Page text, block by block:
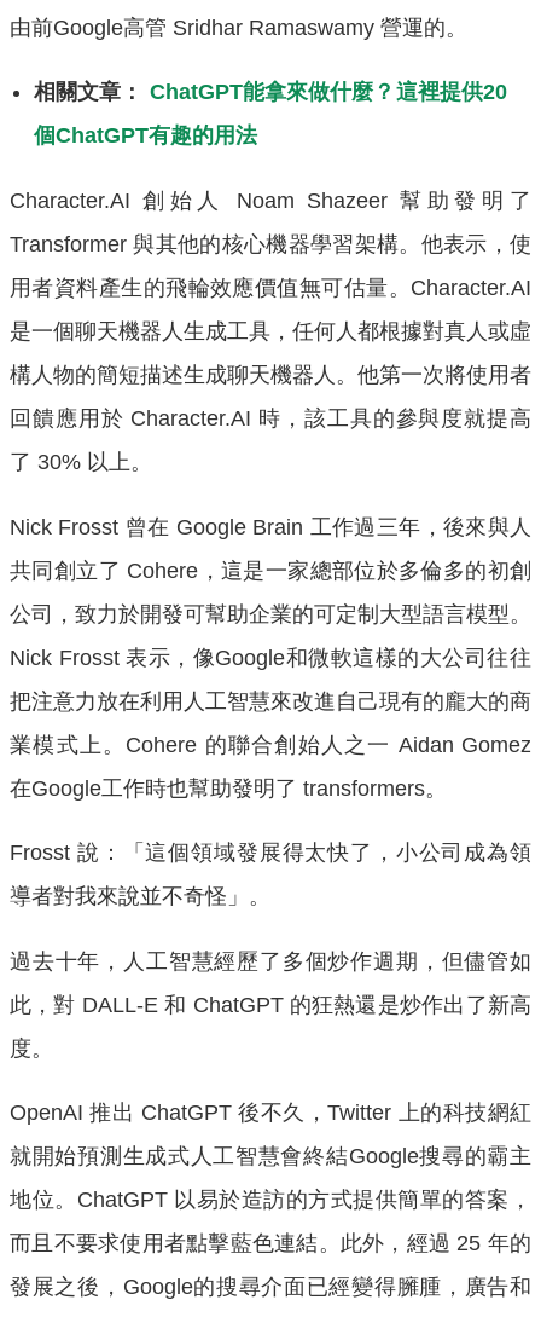
由前Google高管 Sridhar Ramaswamy 營運的。
相關文章： ChatGPT能拿來做什麼？這裡提供20
個ChatGPT有趣的用法
Character.AI 創始人 Noam Shazeer 幫助發明了
Transformer 與其他的核心機器學習架構。他表示，使
用者資料產生的飛輪效應價值無可估量。Character.AI
是一個聊天機器人生成工具，任何人都根據對真人或虛
構人物的簡短描述生成聊天機器人。他第一次將使用者
回饋應用於 Character.AI 時，該工具的參與度就提高
了 30% 以上。
Nick Frosst 曾在 Google Brain 工作過三年，後來與人
共同創立了 Cohere，這是一家總部位於多倫多的初創
公司，致力於開發可幫助企業的可定制大型語言模型。
Nick Frosst 表示，像Google和微軟這樣的大公司往往
把注意力放在利用人工智慧來改進自己現有的龐大的商
業模式上。Cohere 的聯合創始人之一 Aidan Gomez
在Google工作時也幫助發明了 transformers。
Frosst 說：「這個領域發展得太快了，小公司成為領
導者對我來說並不奇怪」。
過去十年，人工智慧經歷了多個炒作週期，但儘管如
此，對 DALL-E 和 ChatGPT 的狂熱還是炒作出了新高
度。
OpenAI 推出 ChatGPT 後不久，Twitter 上的科技網紅
就開始預測生成式人工智慧會終結Google搜尋的霸主
地位。ChatGPT 以易於造訪的方式提供簡單的答案，
而且不要求使用者點擊藍色連結。此外，經過 25 年的
發展之後，Google的搜尋介面已經變得臃腫，廣告和